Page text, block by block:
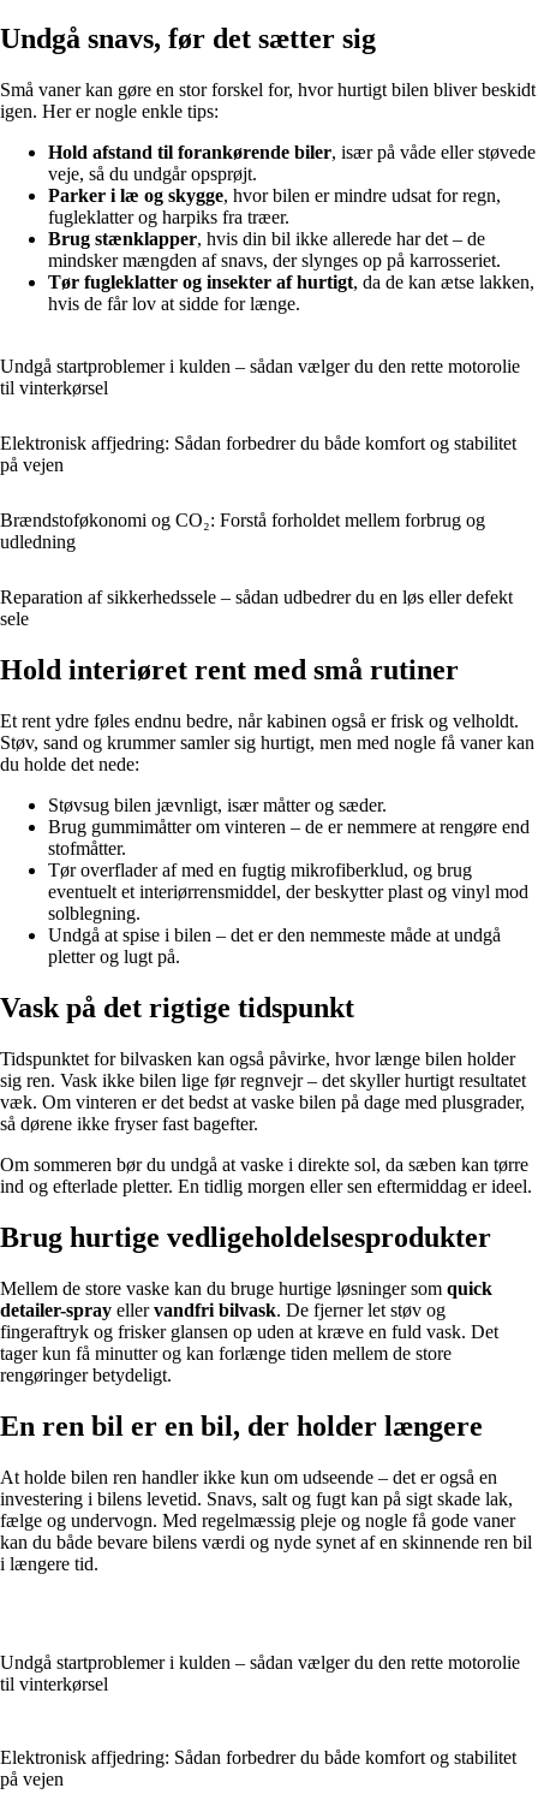
Undgå snavs, før det sætter sig
Små vaner kan gøre en stor forskel for, hvor hurtigt bilen bliver beskidt
igen. Her er nogle enkle tips:
Hold afstand til forankørende biler, især på våde eller støvede
veje, så du undgår opsprøjt.
Parker i læ og skygge, hvor bilen er mindre udsat for regn,
fugleklatter og harpiks fra træer.
Brug stænklapper, hvis din bil ikke allerede har det – de
mindsker mængden af snavs, der slynges op på karrosseriet.
Tør fugleklatter og insekter af hurtigt, da de kan ætse lakken,
hvis de får lov at sidde for længe.
Undgå startproblemer i kulden – sådan vælger du den rette motorolie
til vinterkørsel
Elektronisk affjedring: Sådan forbedrer du både komfort og stabilitet
på vejen
Brændstoføkonomi og CO₂: Forstå forholdet mellem forbrug og
udledning
Reparation af sikkerhedssele – sådan udbedrer du en løs eller defekt
sele
Hold interiøret rent med små rutiner
Et rent ydre føles endnu bedre, når kabinen også er frisk og velholdt.
Støv, sand og krummer samler sig hurtigt, men med nogle få vaner kan
du holde det nede:
Støvsug bilen jævnligt, især måtter og sæder.
Brug gummimåtter om vinteren – de er nemmere at rengøre end
stofmåtter.
Tør overflader af med en fugtig mikrofiberklud, og brug
eventuelt et interiørrensmiddel, der beskytter plast og vinyl mod
solblegning.
Undgå at spise i bilen – det er den nemmeste måde at undgå
pletter og lugt på.
Vask på det rigtige tidspunkt
Tidspunktet for bilvasken kan også påvirke, hvor længe bilen holder
sig ren. Vask ikke bilen lige før regnvejr – det skyller hurtigt resultatet
væk. Om vinteren er det bedst at vaske bilen på dage med plusgrader,
så dørene ikke fryser fast bagefter.
Om sommeren bør du undgå at vaske i direkte sol, da sæben kan tørre
ind og efterlade pletter. En tidlig morgen eller sen eftermiddag er ideel.
Brug hurtige vedligeholdelsesprodukter
Mellem de store vaske kan du bruge hurtige løsninger som quick
detailer-spray ellervandfri bilvask. De fjerner let støv og
fingeraftryk og frisker glansen op uden at kræve en fuld vask. Det
tager kun få minutter og kan forlænge tiden mellem de store
rengøringer betydeligt.
En ren bil er en bil, der holder længere
At holde bilen ren handler ikke kun om udseende – det er også en
investering i bilens levetid. Snavs, salt og fugt kan på sigt skade lak,
fælge og undervogn. Med regelmæssig pleje og nogle få gode vaner
kan du både bevare bilens værdi og nyde synet af en skinnende ren bil
i længere tid.
Undgå startproblemer i kulden – sådan vælger du den rette motorolie
til vinterkørsel
Elektronisk affjedring: Sådan forbedrer du både komfort og stabilitet
på vejen